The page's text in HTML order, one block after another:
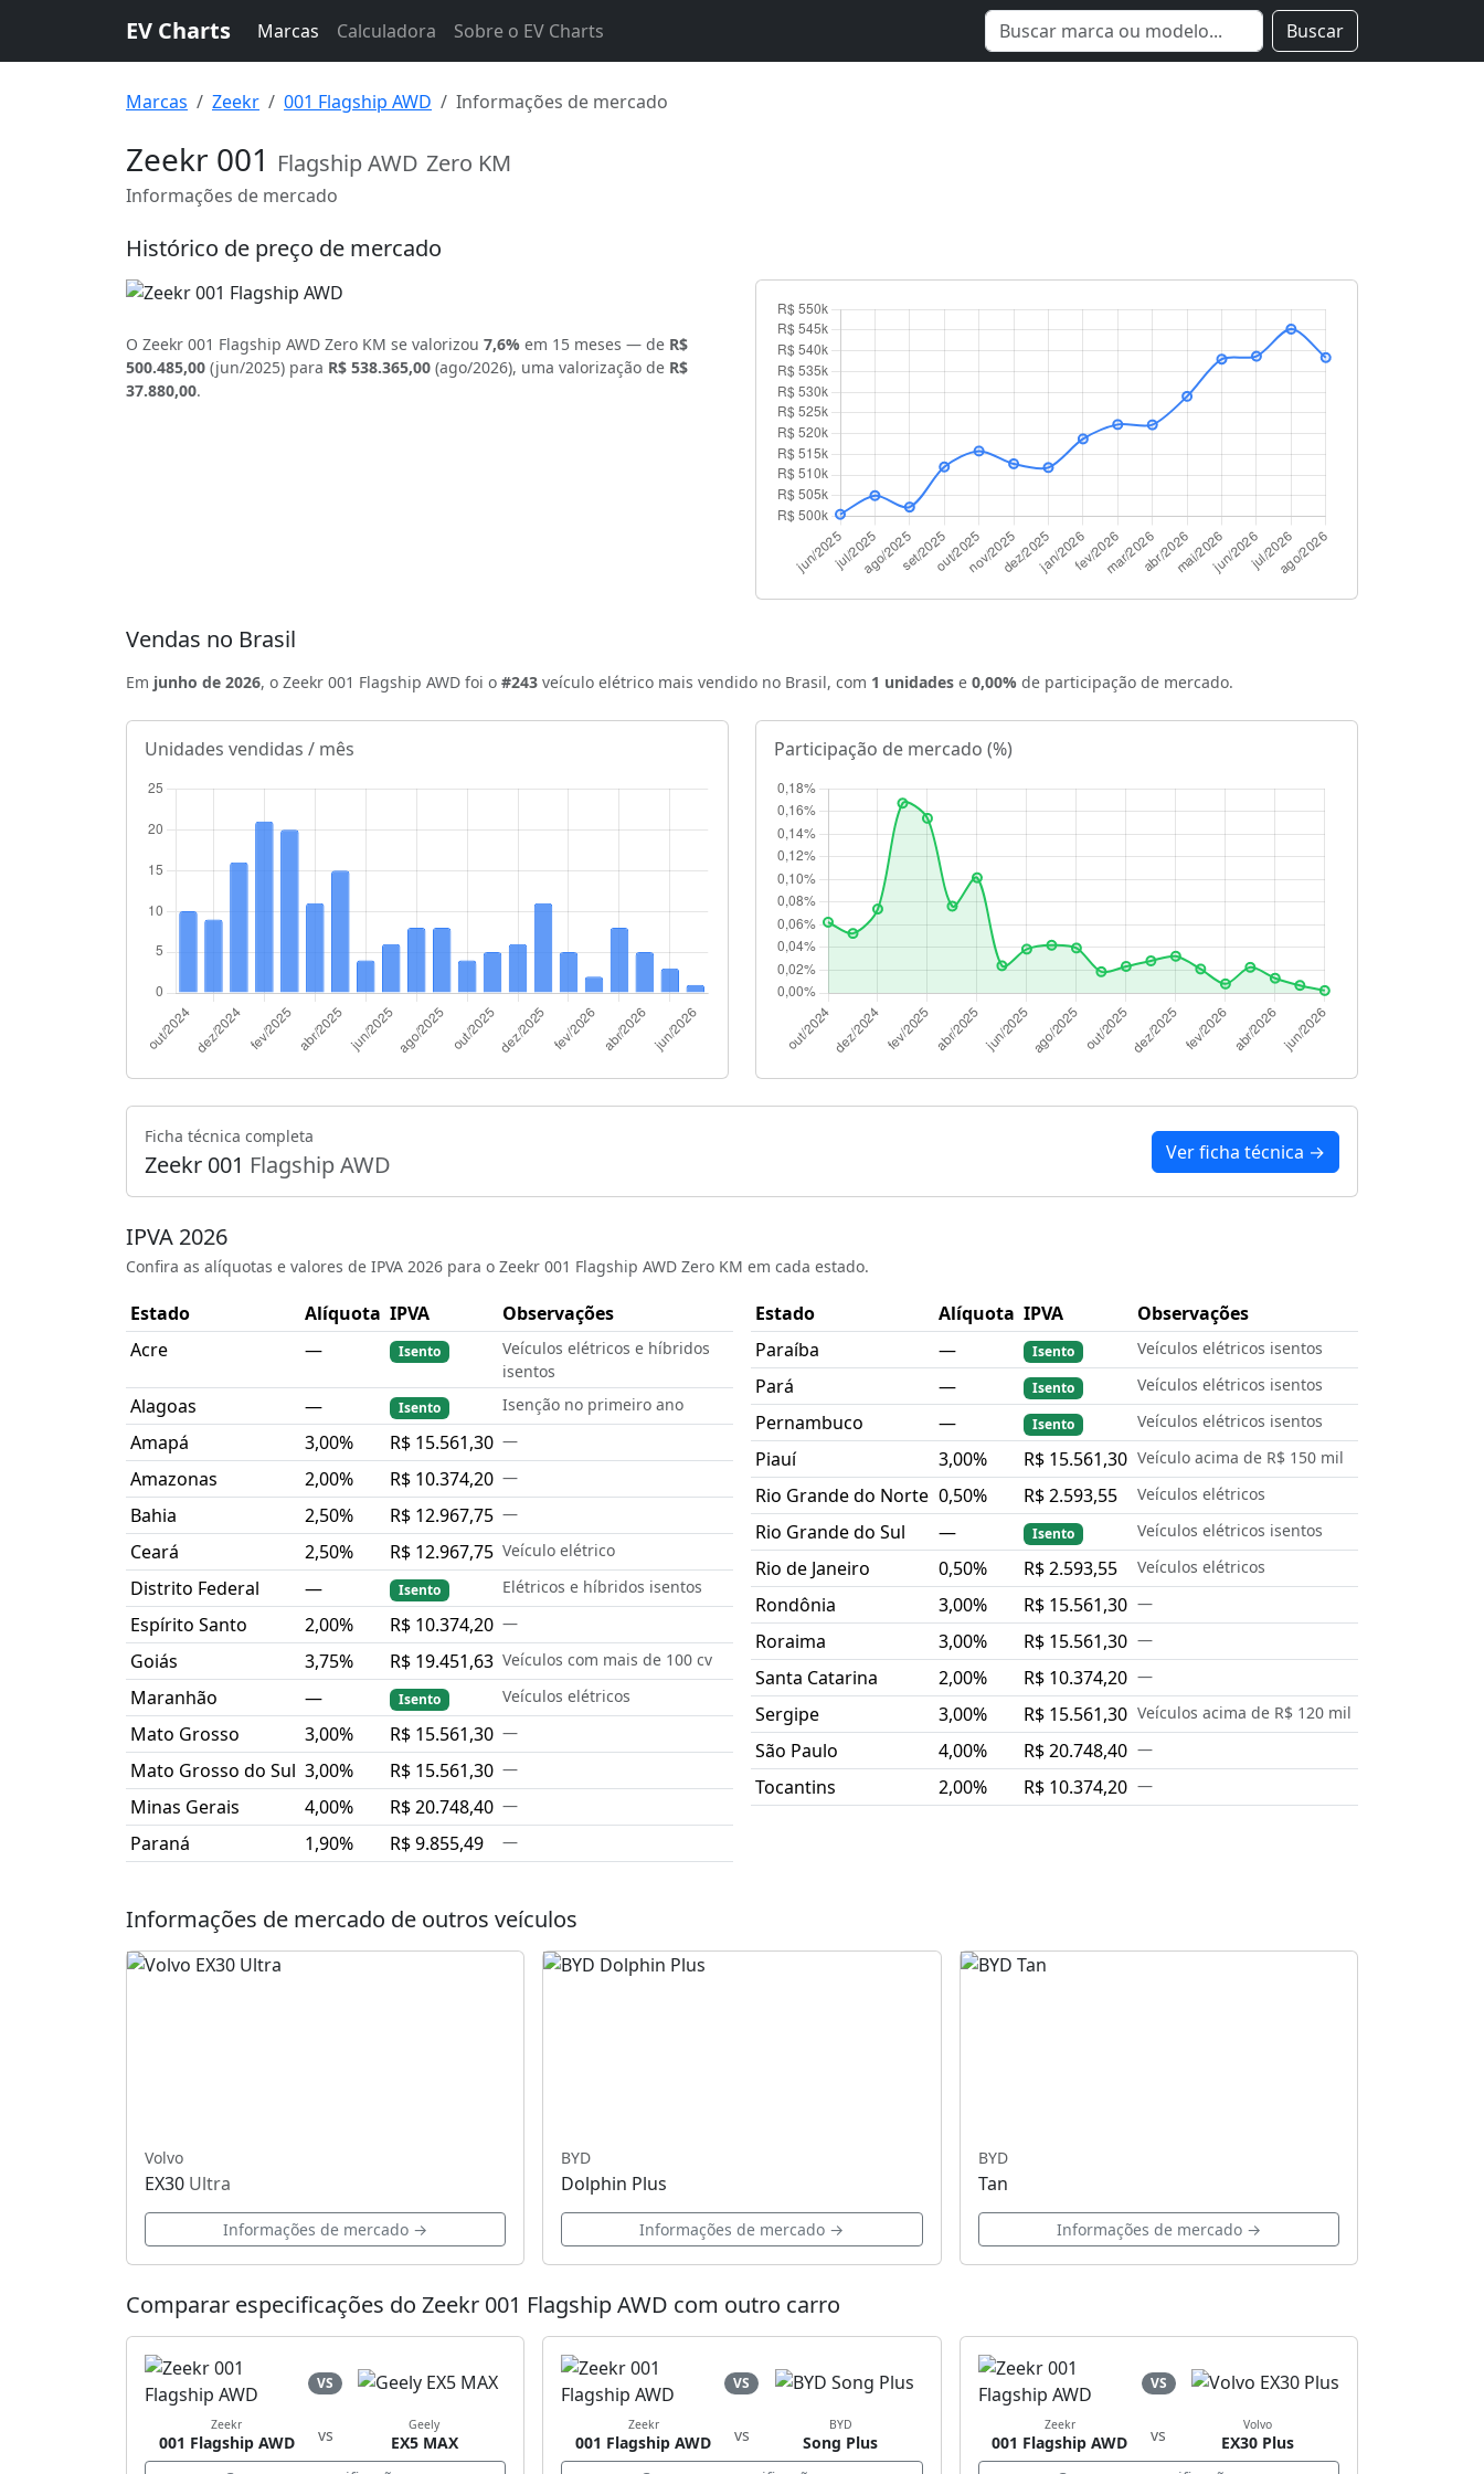
EV Charts Marcas Calculadora Sobre o EV Charts Buscar
Marcas Zeekr 001 Flagship AWD Informações de mercado
Zeekr 001 Flagship AWD Zero KM
Informações de mercado
Histórico de preço de mercado
O Zeekr 001 Flagship AWD Zero KM se valorizou 7,6% em 15 meses — de R$
500.485,00 (jun/2025) para R$ 538.365,00 (ago/2026), uma valorização de R$
37.880,00.
Vendas no Brasil
Em junho de 2026, o Zeekr 001 Flagship AWD foi o #243 veículo elétrico mais vendido no Brasil, com 1 unidades e 0,00% de participação de mercado.
Unidades vendidas / mês Participação de mercado (%)
Ficha técnica completa
Zeekr 001 Flagship AWD Ver ficha técnica →
IPVA 2026
Confira as alíquotas e valores de IPVA 2026 para o Zeekr 001 Flagship AWD Zero KM em cada estado.
Estado Alíquota IPVA
Observações
Acre
— Isento
Veículos elétricos e híbridos
isentos
Alagoas — Isento Isenção no primeiro ano
Amapá 3,00% R$ 15.561,30 —
Amazonas 2,00% R$ 10.374,20 —
Bahia 2,50% R$ 12.967,75 —
Ceará 2,50% R$ 12.967,75 Veículo elétrico
Distrito Federal — Isento Elétricos e híbridos isentos
Espírito Santo 2,00% R$ 10.374,20 —
Goiás 3,75% R$ 19.451,63 Veículos com mais de 100 cv
Maranhão — Isento Veículos elétricos
Mato Grosso 3,00% R$ 15.561,30 —
Mato Grosso do Sul 3,00% R$ 15.561,30 —
Minas Gerais 4,00% R$ 20.748,40 —
Paraná 1,90% R$ 9.855,49 —
Estado Alíquota IPVA
Observações
Paraíba
— Isento Veículos elétricos isentos
Pará — Isento Veículos elétricos isentos
Pernambuco — Isento Veículos elétricos isentos
Piauí 3,00% R$ 15.561,30 Veículo acima de R$ 150 mil
Rio Grande do Norte 0,50% R$ 2.593,55 Veículos elétricos
Rio Grande do Sul — Isento Veículos elétricos isentos
Rio de Janeiro 0,50% R$ 2.593,55 Veículos elétricos
Rondônia 3,00% R$ 15.561,30 —
Roraima 3,00% R$ 15.561,30 —
Santa Catarina 2,00% R$ 10.374,20 —
Sergipe 3,00% R$ 15.561,30 Veículos acima de R$ 120 mil
São Paulo 4,00% R$ 20.748,40 —
Tocantins 2,00% R$ 10.374,20 —
Informações de mercado de outros veículos
Volvo
EX30 Ultra
Informações de mercado →
BYD
Dolphin Plus
Informações de mercado →
BYD
Tan
Informações de mercado →
Comparar especificações do Zeekr 001 Flagship AWD com outro carro
VS
Zeekr
001 Flagship AWD vs Geely
EX5 MAX
VS
Zeekr
001 Flagship AWD vs BYD
Song Plus
VS
Zeekr
001 Flagship AWD vs Volvo
EX30 Plus